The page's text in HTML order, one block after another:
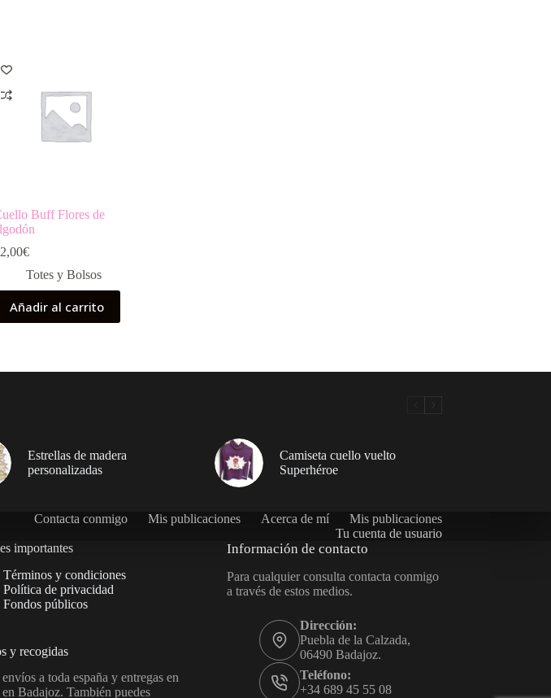
Buff Flores de
€
Totes y Bolsos
Añadir al carrito
Estrellas de madera
personalizadas
Camiseta cuello vuelto
Superhéroe
Contacta conmigo Mis publicaciones Acerca de mí
Mis publicaciones
Tu cuenta de usuario
importantes
Términos y condiciones
Política de privacidad
Fondos públicos
y recogidas
a toda españa y entregas en
Badajoz. También puedes
Información de contacto
Para cualquier consulta contacta conmigo
a través de estos medios.
Dirección:
Puebla de la Calzada,
06490 Badajoz.
Teléfono:
+34 689 45 55 08